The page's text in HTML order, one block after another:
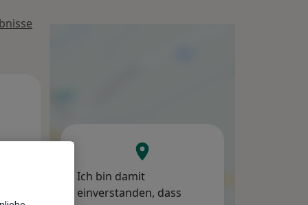
Ich bin damit
einverstanden, dass